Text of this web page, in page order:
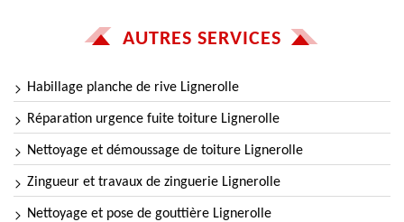
AUTRES SERVICES
Habillage planche de rive Lignerolle
Réparation urgence fuite toiture Lignerolle
Nettoyage et démoussage de toiture Lignerolle
Zingueur et travaux de zinguerie Lignerolle
Nettoyage et pose de gouttière Lignerolle